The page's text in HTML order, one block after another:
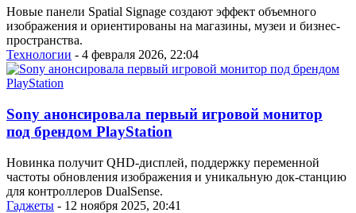
Новые панели Spatial Signage создают эффект объемного
изображения и ориентированы на магазины, музеи и бизнес-
пространства.
Технологии - 4 февраля 2026, 22:04
Sony анонсировала первый игровой монитор
под брендом PlayStation
Новинка получит QHD-дисплей, поддержку переменной
частоты обновления изображения и уникальную док-станцию
для контроллеров DualSense.
Гаджеты - 12 ноября 2025, 20:41